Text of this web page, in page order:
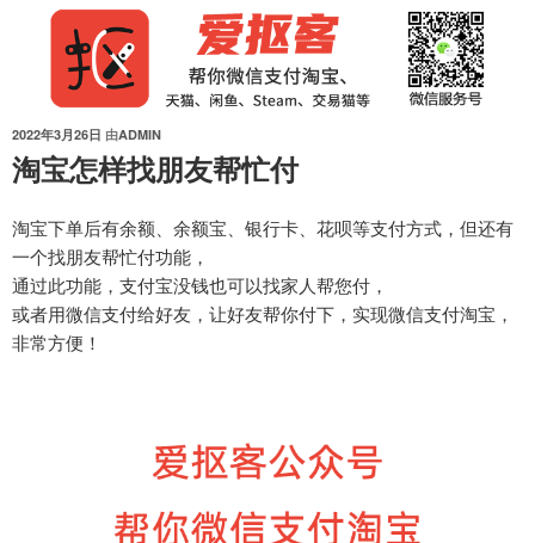
发
布
于
2022年3月26日 由ADMIN
淘宝怎样找朋友帮忙付
淘宝下单后有余额、余额宝、银行卡、花呗等支付方式，但还有
一个找朋友帮忙付功能，
通过此功能，支付宝没钱也可以找家人帮您付，
或者用微信支付给好友，让好友帮你付下，实现微信支付淘宝，
非常方便！